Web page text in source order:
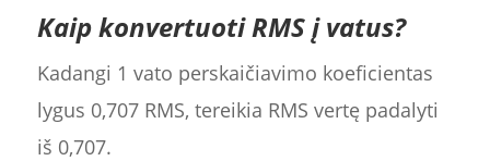
Kaip konvertuoti RMS į vatus?
Kadangi 1 vato perskaičiavimo koeficientas
lygus 0,707 RMS, tereikia RMS vertę padalyti
iš 0,707.